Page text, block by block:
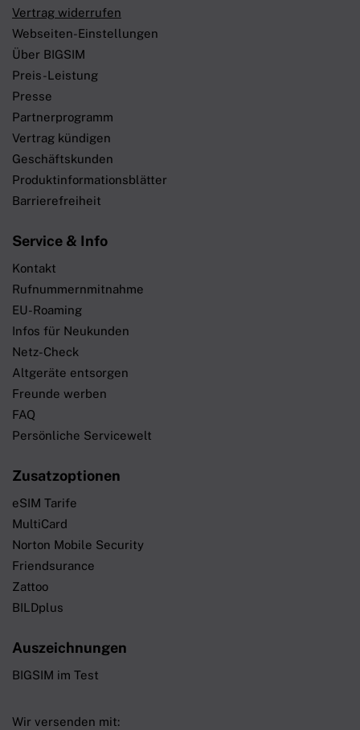
Vertrag widerrufen
Webseiten-Einstellungen
Über BIGSIM
Preis-Leistung
Presse
Partnerprogramm
Vertrag kündigen
Geschäftskunden
Produktinformationsblätter
Barrierefreiheit
Service & Info
Kontakt
Rufnummernmitnahme
EU-Roaming
Infos für Neukunden
Netz-Check
Altgeräte entsorgen
Freunde werben
FAQ
Persönliche Servicewelt
Zusatzoptionen
eSIM Tarife
MultiCard
Norton Mobile Security
Friendsurance
Zattoo
BILDplus
Auszeichnungen
BIGSIM im Test
Wir versenden mit: